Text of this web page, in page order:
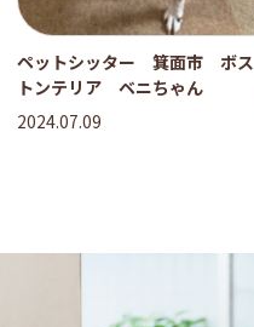
ペットシッター 箕面市 ボス
トンテリア ベニちゃん
2024.07.09